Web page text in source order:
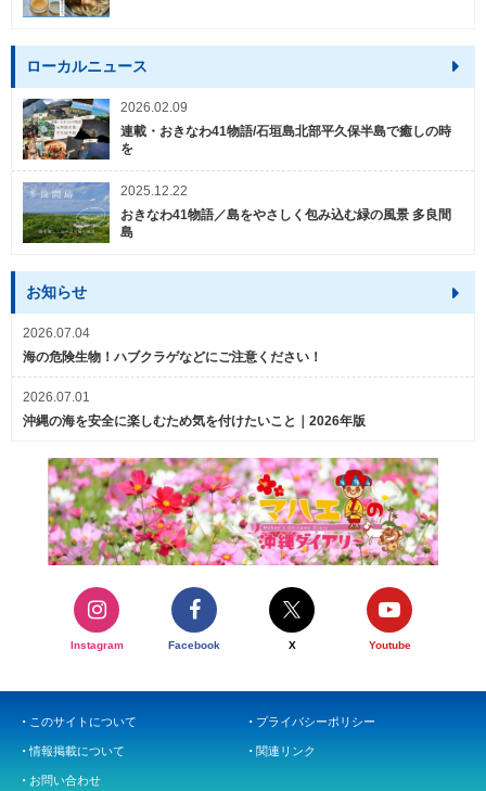
ローカルニュース
2026.02.09
連載・おきなわ41物語/石垣島北部平久保半島で癒しの時
を
2025.12.22
おきなわ41物語／島をやさしく包み込む緑の風景 多良間
島
お知らせ
2026.07.04
海の危険生物！ハブクラゲなどにご注意ください！
2026.07.01
沖縄の海を安全に楽しむため気を付けたいこと｜2026年版
Instagram Facebook X Youtube
このサイトについて プライバシーポリシー
情報掲載について 関連リンク
お問い合わせ